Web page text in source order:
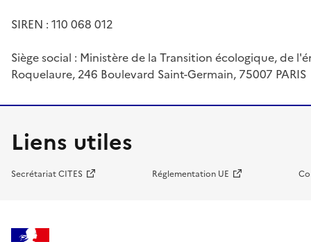
SIREN : 110 068 012
Siège social : Ministère de la Transition écologique, de
Roquelaure, 246 Boulevard Saint-Germain, 75007 PARIS
Liens utiles
Secrétariat CITES Réglementation UE